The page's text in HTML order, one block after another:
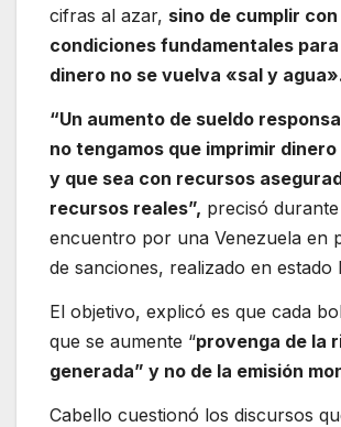
cifras al azar, sino de cumplir
condiciones fundamentales
dinero no se vuelva «sal y
“Un aumento de sueldo
no tengamos que imprimir
y que sea con recursos
recursos reales”, precisó
encuentro por una Venezuela en
de sanciones, realizado en estado
El objetivo, explicó es que cada
que se aumente “provenga de la
generada” y no de la emisión
Cabello cuestionó los discursos